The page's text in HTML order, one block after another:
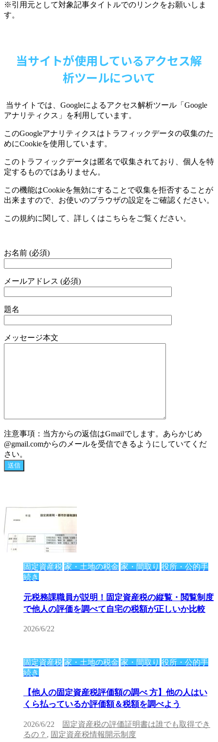
※引用元として対象記事タイトルでのリンクをお願いしま
す。
当サイトが使用しているアクセス解
析ツールについて
当サイトでは、 Googleによるアクセス解析ツール「 Google
アナリティクス」を利用しています。
このGoogleアナリティクスはトラフィックデータの収集のた
めにCookieを使用しています。
このトラフィックデータは匿名で収集されており、個人を特
定するものではありません。
この機能はCookieを無効にすることで収集を拒否することが
出来ますので、お使いのブラウザの設定をご確認ください。
この規約に関して、詳しくはこちらをご覧ください。
お名前 (必須)
メールアドレス (必須)
題名
メッセージ本文
注意事項：当方からの返信はGmailでします。あらかじめ
@gmail.comからのメールを受信できるようにしていてくだ
さい。
固定資産税 家・土地の税金 家・間取り 役所・公的手
続き
元税務課職員が説明！固定資産税の縦覧・閲覧制度
で他人の評価を調べて自宅の税額が正しいか比較
2026/6/22
固定資産税 家・土地の税金 家・間取り 役所・公的手
続き
【他人の固定資産税評価額の調べ 方】他の人はい
くら払っているか評価額＆税額を調べよう
2026/6/22
固定資産税の評価証明書は誰でも取得でき
るの？ , 固定資産税情報開示制度